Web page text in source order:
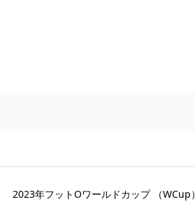
2023年フットOワールドカップ （WCup）